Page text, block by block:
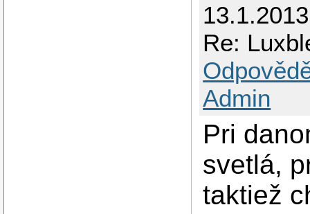
Re:
Admin
Pri
svetlá,
taktiež